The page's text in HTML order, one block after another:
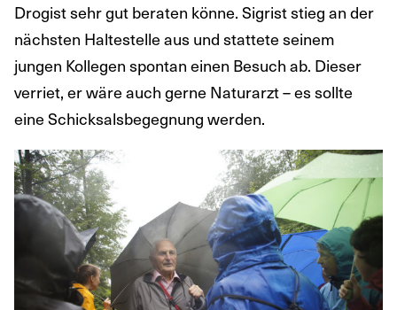
Drogist sehr gut beraten könne. Sigrist stieg an der
nächsten Haltestelle aus und stattete seinem
jungen Kollegen spontan einen Besuch ab. Dieser
verriet, er wäre auch gerne Naturarzt – es sollte
eine Schicksalsbegegnung werden.